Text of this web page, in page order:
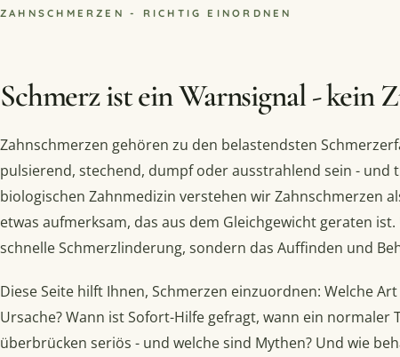
ZAHNSCHMERZEN - RICHTIG EINORDNEN
Schmerz ist ein Warnsignal - kein
Zahnschmerzen gehören zu den belastendsten
pulsierend, stechend, dumpf oder ausstrahlend sein - und
biologischen Zahnmedizin verstehen wir Zahnschmerzen
etwas aufmerksam, das aus dem Gleichgewicht geraten
schnelle Schmerzlinderung, sondern das Auffinden und
Diese Seite hilft Ihnen, Schmerzen einzuordnen: Welche
Ursache? Wann ist Sofort-Hilfe gefragt, wann ein normaler
überbrücken seriös - und welche sind Mythen? Und wie